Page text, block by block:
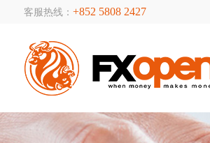
客服热线： +852 5808 2427